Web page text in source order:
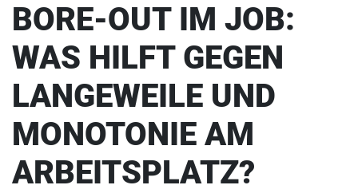
BORE-OUT IM JOB:
WAS HILFT GEGEN
LANGEWEILE UND
MONOTONIE AM
ARBEITSPLATZ?